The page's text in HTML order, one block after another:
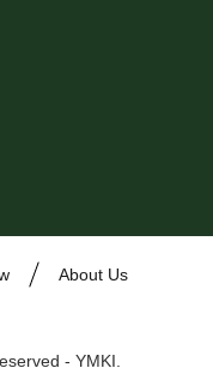
About Us
- YMKI.